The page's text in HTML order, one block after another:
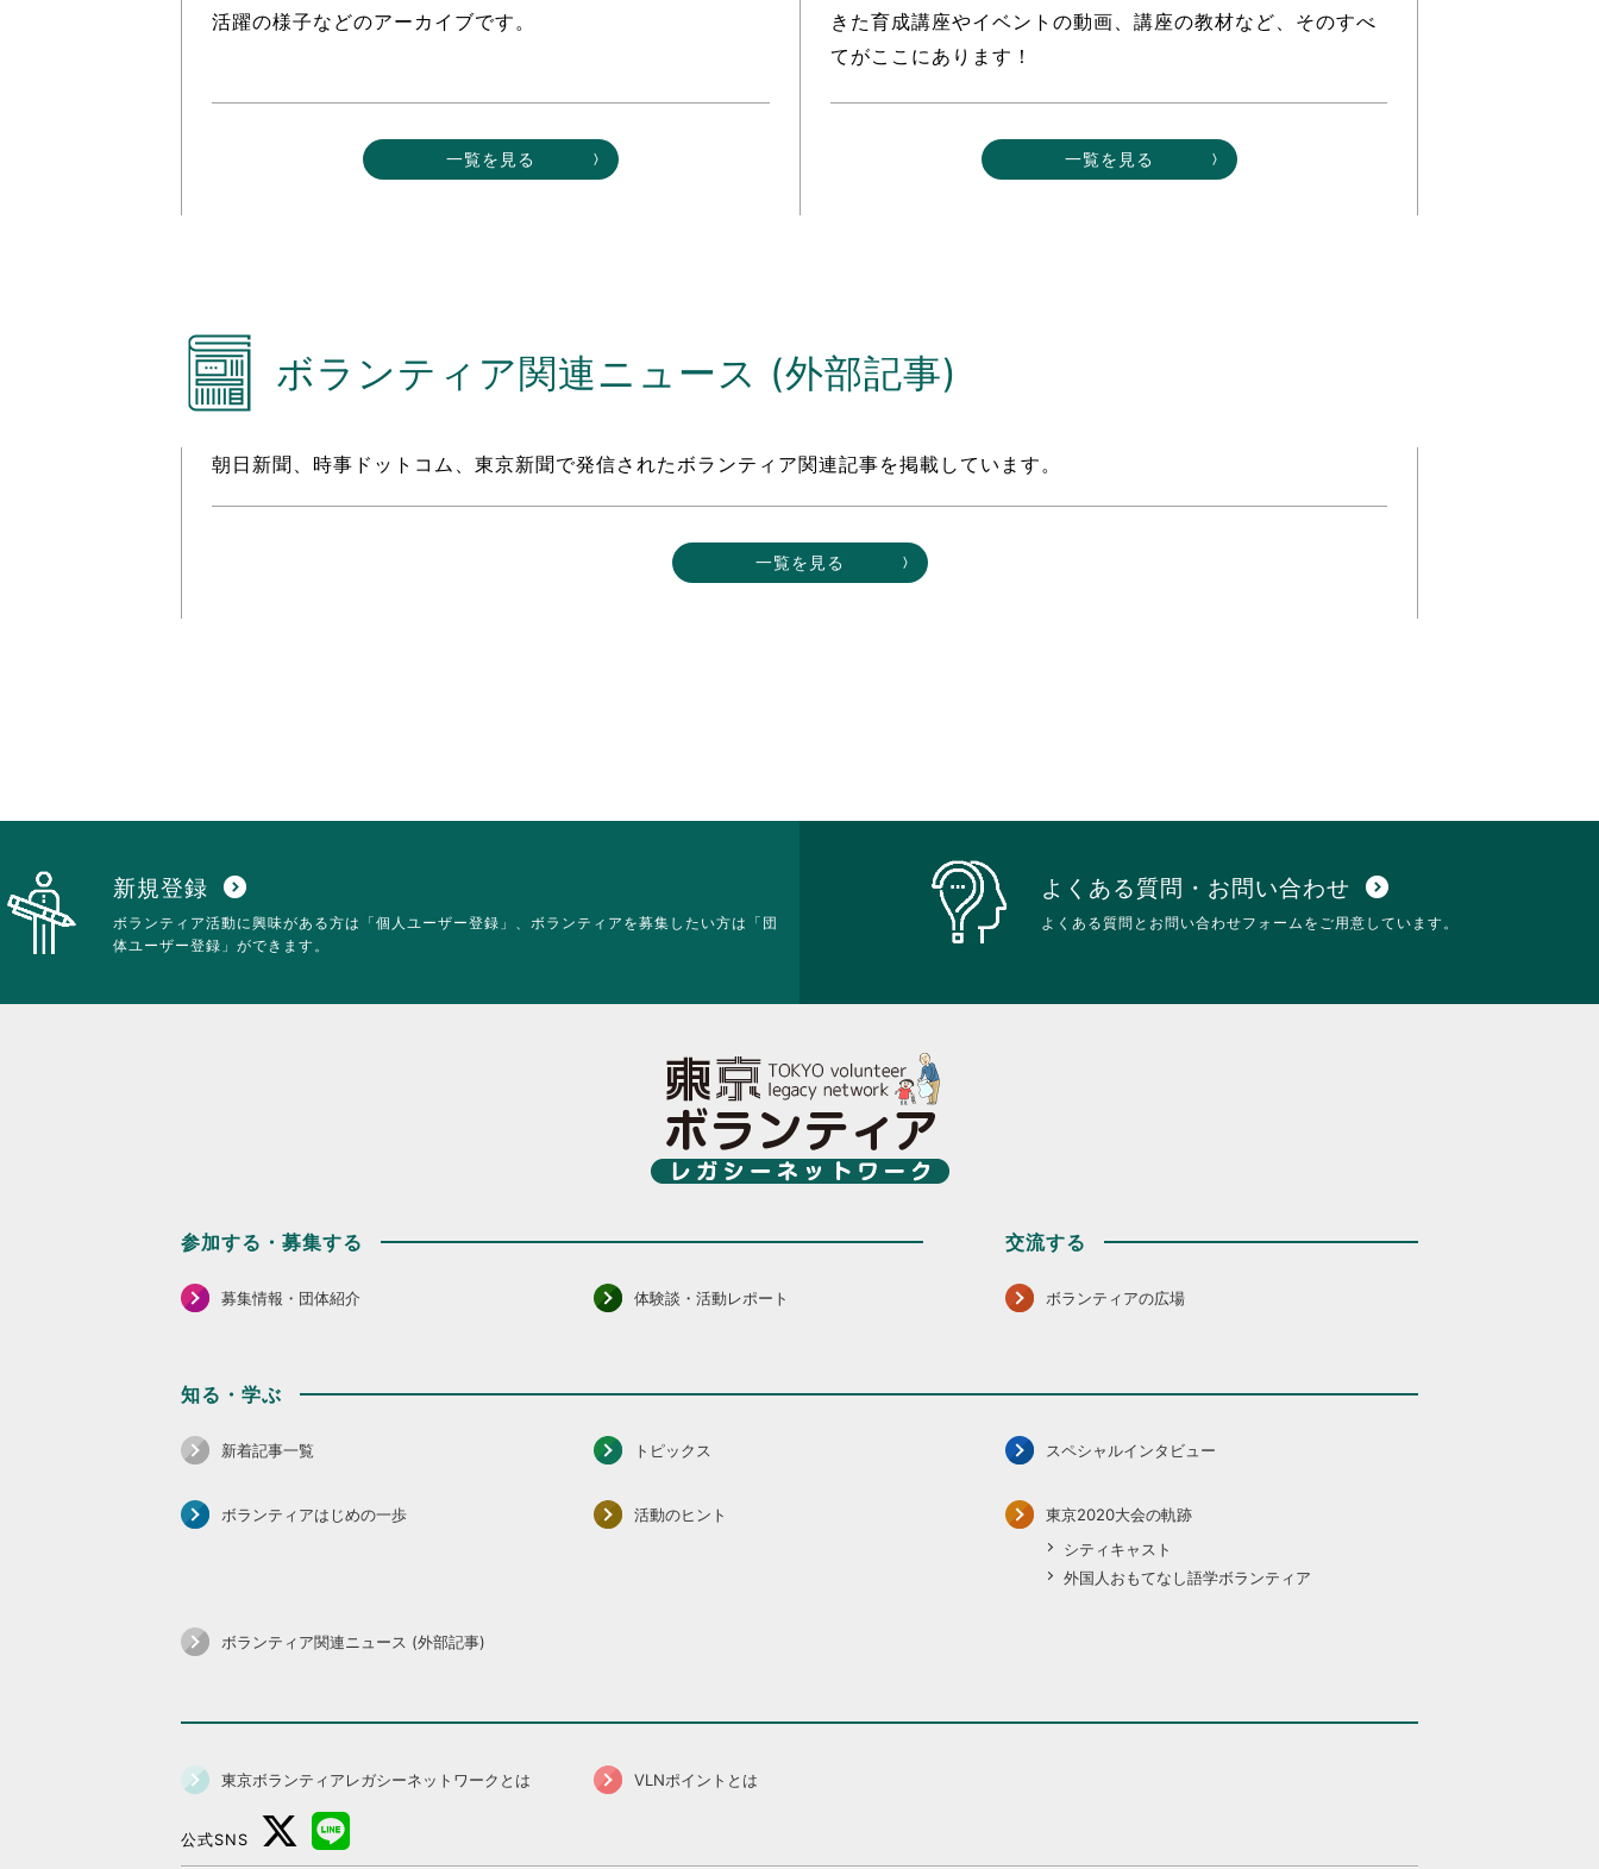
活躍の様子などのアーカイブです。
一覧を見る
きた育成講座やイベントの動画、講座の教材など、そのすべ
てがここにあります！
一覧を見る
ボランティア関連ニュース (外部記事)
朝日新聞、時事ドットコム、東京新聞で発信されたボランティア関連記事を掲載しています。
一覧を見る
新規登録 expand_circle_down
ボランティア活動に興味がある方は「個人ユーザー登録」、ボランティアを募集したい方は「団
体ユーザー登録」ができます。
よくある質問・お問い合わせ expand_circle_down
よくある質問とお問い合わせフォームをご用意しています。
参加する・募集する
募集情報・団体紹介 体験談・活動レポート
交流する
ボランティアの広場
知る・学ぶ
新着記事一覧 トピックス スペシャルインタビュー
ボランティアはじめの一歩 活動のヒント
東京2020大会の軌跡
シティキャスト
外国人おもてなし語学ボランティア
ボランティア関連ニュース (外部記事)
東京ボランティアレガシーネットワークとは VLNポイントとは
公式SNS